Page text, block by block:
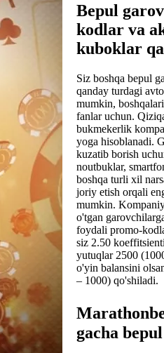
Bepul
kodlar va
kuboklar
Siz boshqa bepul
qanday turdagi
mumkin,
fanlar uchun.
bukmekerlik
yoga hisoblanadi.
kuzatib borish
noutbuklar,
boshqa turli xil
joriy etish orqali
mumkin.
o'tgan
foydali promo-
siz 2.50
yutuqlar 2500
o'yin balansini
– 1000) qo'shiladi.
gacha